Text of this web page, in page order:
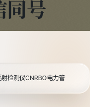
同号
射检测仪CNRBO电力管